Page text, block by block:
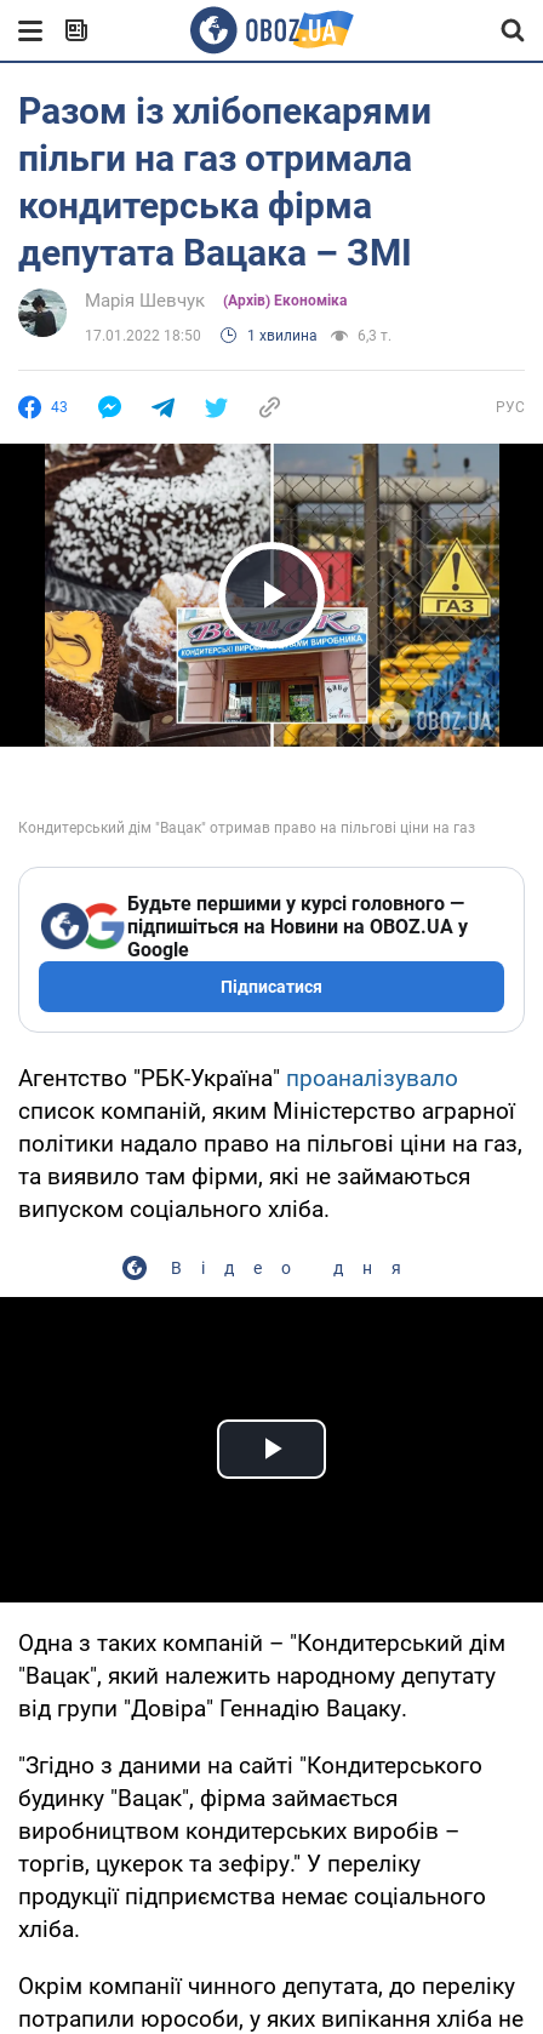
Разом із хлібопекарями
пільги на газ отримала
кондитерська фірма
депутата Вацака – ЗМІ
Марія Шевчук (Архів) Економіка
17.01.2022 18:50 1 хвилина 6,3 т.
43 РУС
Play Video
Будьте першими у курсі головного —
підпишіться на Новини на OBOZ.UA у
Google
Підписатися
Агентство "РБК-Україна" проаналізувало
список компаній, яким Міністерство аграрної
політики надало право на пільгові ціни на газ,
та виявило там фірми, які не займаються
випуском соціального хліба.
Відео дня
Play Video
Одна з таких компаній – "Кондитерський дім
"Вацак", який належить народному депутату
від групи "Довіра" Геннадію Вацаку.
"Згідно з даними на сайті "Кондитерського
будинку "Вацак", фірма займається
виробництвом кондитерських виробів –
торгів, цукерок та зефіру." У переліку
продукції підприємства немає соціального
хліба.
Окрім компанії чинного депутата, до переліку
потрапили юрособи, у яких випікання хліба не